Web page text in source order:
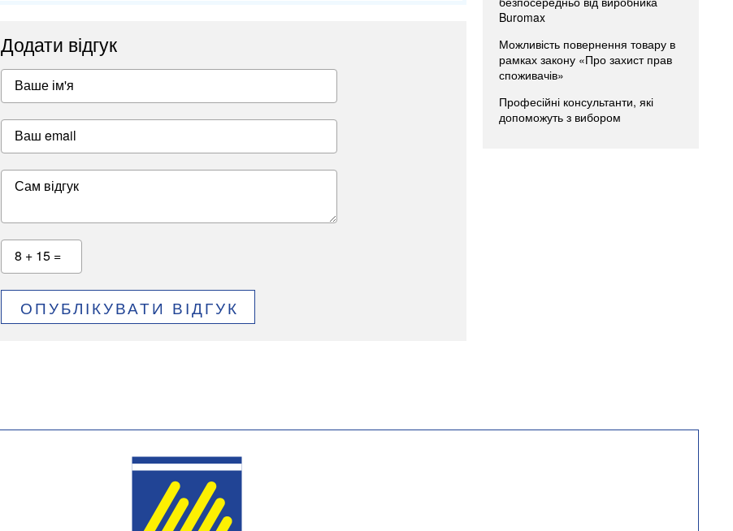
Додати відгук
Ваше ім'я
Ваш email
Сам відгук
8 + 15 =
ОПУБЛІКУВАТИ ВІДГУК
Buromax
Можливість повернення товару в
рамках закону «Про захист прав
споживачів»
Професійні консультанти, які
допоможуть з вибором